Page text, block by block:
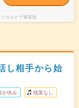
カルケア事業部
し相手から始
が休み 残業なし